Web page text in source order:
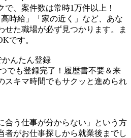
、案件数は常時1万件以上！
時給」「家の近く」など、あな
せた職場が必ず見つかります。ま
です。
んたん登録
でも登録完了！履歴書不要＆来
スキマ時間でもサクッと進められ
合う仕事が分からない」という方
者がお仕事探しから就業後までし